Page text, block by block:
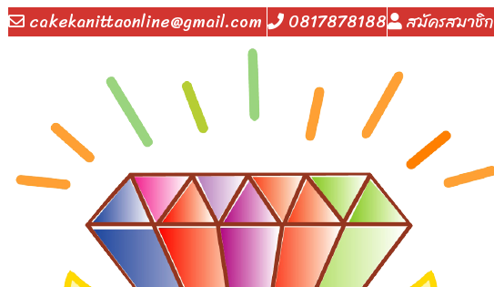
cakekanittaonline@gmail.com 0817878188 สมัครสมาชิก